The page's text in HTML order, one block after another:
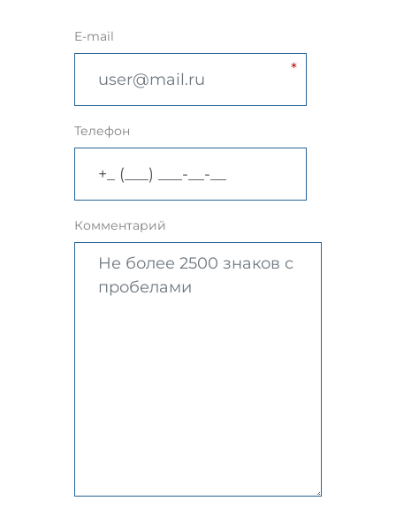
E-mail
Телефон
Комментарий